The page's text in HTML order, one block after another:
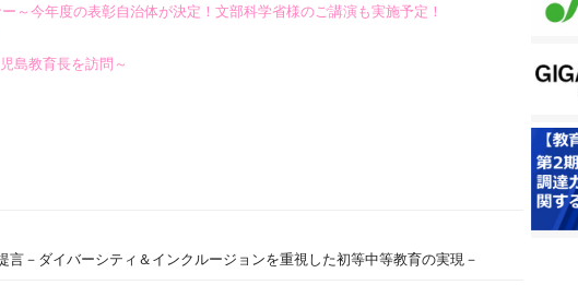
～今年度の表彰自治体が決定！文部科学省様のご講演も実施予定！
島教育長を訪問～
－ダイバーシティ＆インクルージョンを重視した初等中等教育の実現－